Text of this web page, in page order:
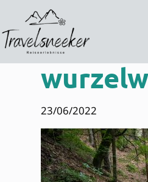
Inhalt
springen
23/06/2022